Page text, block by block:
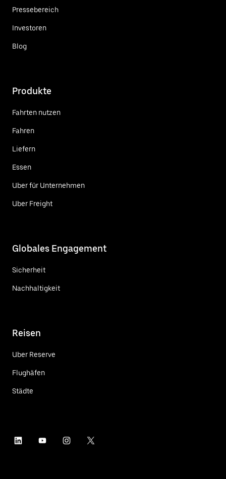
Pressebereich
Investoren
Blog
Produkte
Fahrten nutzen
Fahren
Liefern
Essen
Uber für Unternehmen
Uber Freight
Globales Engagement
Sicherheit
Nachhaltigkeit
Reisen
Uber Reserve
Flughäfen
Städte